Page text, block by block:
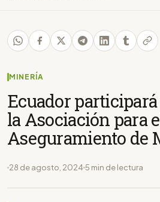
MINERÍA
Ecuador
la Asociación para
Aseguramiento de
28 de agosto, 2024 5 min de lectura